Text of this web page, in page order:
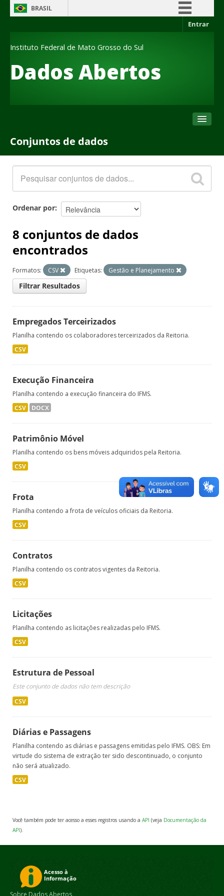
BRASIL
Acesso à informação
Canais
Entrar
Dados Abertos
Instituto Federal de Mato Grosso do Sul
Conjuntos de dados
Organizações
Sobre
Conjuntos de dados
Ordenar por
8 conjuntos de dados
encontrados
Formatos: CSV Etiquetas: Gestão e Planejamento
Filtrar Resultados
Empregados Terceirizados
Planilha contendo os colaboradores terceirizados da Reitoria.
CSV
Execução Financeira
Planilha contendo a execução financeira do IFMS.
CSV DOCX
Patrimônio Móvel
Planilha contendo os bens móveis adquiridos pela Reitoria.
CSV
Frota
Planilha contendo a frota de veículos oficiais da Reitoria.
CSV
Contratos
Planilha contendo os contratos vigentes da Reitoria.
CSV
Licitações
Planilha contendo as licitações realizadas pelo IFMS.
CSV
Estrutura de Pessoal
Este conjunto de dados não tem descrição
CSV
Diárias e Passagens
Planilha contendo as diárias e passagens emitidas pelo IFMS. OBS: Em
virtude do sistema de extração ter sido descontinuado, o conjunto
não será atualizado.
CSV
Você também pode ter acesso a esses registros usando a API (veja Documentação da
API).
Sobre Dados Abertos